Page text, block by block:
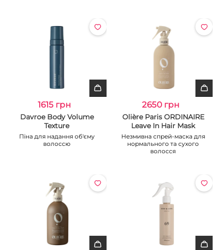
1615 грн
Davroe Body Volume
Texture
Піна для надання об'єму
волоссю
2650 грн
Olière Paris ORDINAIRE
Leave In Hair Mask
Незмивна спрей-маска для
нормального та сухого
волосся